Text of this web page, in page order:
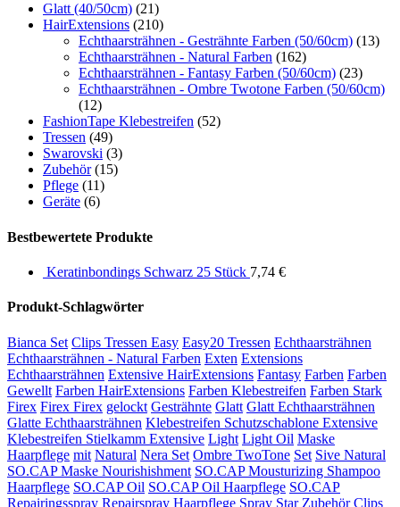
Glatt (40/50cm) (21)
HairExtensions (210)
Echthaarsträhnen - Gesträhnte Farben (50/60cm) (13)
Echthaarsträhnen - Natural Farben (162)
Echthaarsträhnen - Fantasy Farben (50/60cm) (23)
Echthaarsträhnen - Ombre Twotone Farben (50/60cm)
(12)
FashionTape Klebestreifen (52)
Tressen (49)
Swarovski (3)
Zubehör (15)
Pflege (11)
Geräte (6)
Bestbewertete Produkte
Keratinbondings Schwarz 25 Stück 7,74 €
Produkt-Schlagwörter
Bianca Set Clips Tressen Easy Easy20 Tressen Echthaarsträhnen
Echthaarsträhnen - Natural Farben Exten Extensions
Echthaarsträhnen Extensive HairExtensions Fantasy Farben Farben
Gewellt Farben HairExtensions Farben Klebestreifen Farben Stark
Firex Firex Firex gelockt Gesträhnte Glatt Glatt Echthaarsträhnen
Glatte Echthaarsträhnen Klebestreifen Schutzschablone Extensive
Klebestreifen Stielkamm Extensive Light Light Oil Maske
Haarpflege mit Natural Nera Set Ombre TwoTone Set Sive Natural
SO.CAP Maske Nourishishment SO.CAP Mousturizing Shampoo
Haarpflege SO.CAP Oil SO.CAP Oil Haarpflege SO.CAP
Repairingsspray Repairspray Haarpflege Spray Star Zubehör Clips